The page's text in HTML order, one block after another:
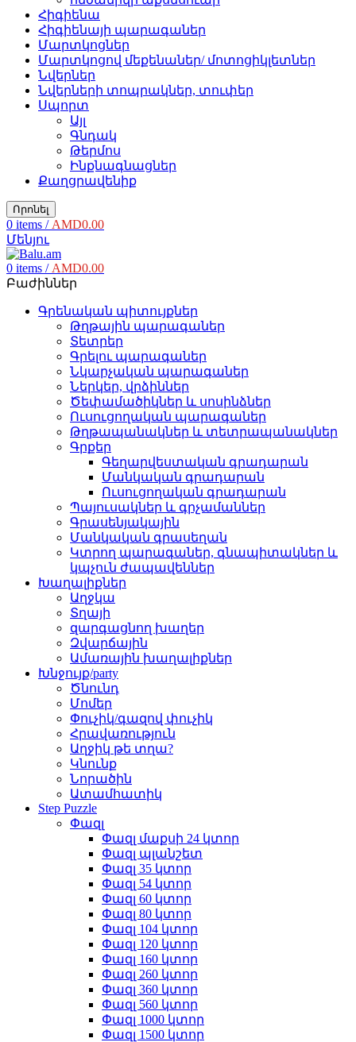
Հիգիենա
Հիգիենայի պարագաներ
Մարտկոցներ
Մարտկոցով մեքենաներ/ մոտոցիկլետներ
Նվերներ
Նվերների տոպրակներ, տուփեր
Սպորտ
Այլ
Գնդակ
Թերմոս
Ինքնագնացներ
Քաղցրավենիք
Որոնել
0 items / AMD0.00
Մենյու
0 items / AMD0.00
Բաժիններ
Գրենական պիտույքներ
Թղթային պարագաներ
Տետրեր
Գրելու պարագաներ
Նկարչական պարագաներ
Ներկեր, վրձիններ
Ծեփամածիկներ և սոսինձներ
Ուսուցողական պարագաներ
Թղթապանակներ և տետրապանակներ
Գրքեր
Գեղարվեստական գրադարան
Մանկական գրադարան
Ուսուցողական գրադարան
Պայուսակներ և գրչամաններ
Գրասենյակային
Մանկական գրասեղան
Կտրող պարագաներ, գնապիտակներ և
կպչուն ժապավեններ
Խաղալիքներ
Աղջկա
Տղայի
զարգացնող խաղեր
Զվարճային
Ամառային խաղալիքներ
Խնջույք/party
Ծնունդ
Մոմեր
Փուչիկ/գազով փուչիկ
Հրավառություն
Աղջիկ թե տղա?
Կնունք
Նորածին
Ատամհատիկ
Step Puzzle
Փազլ
Փազլ մաքսի 24 կտոր
Փազլ պլանշետ
Փազլ 35 կտոր
Փազլ 54 կտոր
Փազլ 60 կտոր
Փազլ 80 կտոր
Փազլ 104 կտոր
Փազլ 120 կտոր
Փազլ 160 կտոր
Փազլ 260 կտոր
Փազլ 360 կտոր
Փազլ 560 կտոր
Փազլ 1000 կտոր
Փազլ 1500 կտոր